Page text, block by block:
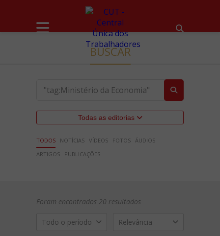
BUSCAR
Todas as editorias
TODOS NOTÍCIAS VÍDEOS FOTOS ÁUDIOS
ARTIGOS
PUBLICAÇÕES
Foram encontrados 20 resultados
Todo o período Relevância